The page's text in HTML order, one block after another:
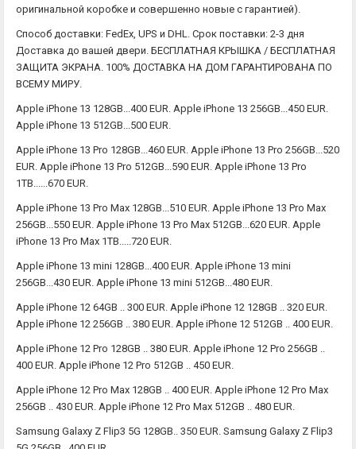
оригинальной коробке и совершенно новые с гарантией).
Способ доставки: FedEx, UPS и DHL. Срок поставки: 2-3 дня
Доставка до вашей двери. БЕСПЛАТНАЯ КРЫШКА / БЕСПЛАТНАЯ
ЗАЩИТА ЭКРАНА. 100% ДОСТАВКА НА ДОМ ГАРАНТИРОВАНА ПО
ВСЕМУ МИРУ.
Apple iPhone 13 128GB...400 EUR. Apple iPhone 13 256GB...450 EUR.
Apple iPhone 13 512GB...500 EUR.
Apple iPhone 13 Pro 128GB...460 EUR. Apple iPhone 13 Pro 256GB...520
EUR. Apple iPhone 13 Pro 512GB...590 EUR. Apple iPhone 13 Pro
1TB......670 EUR.
Apple iPhone 13 Pro Max 128GB...510 EUR. Apple iPhone 13 Pro Max
256GB...550 EUR. Apple iPhone 13 Pro Max 512GB...620 EUR. Apple
iPhone 13 Pro Max 1TB.....720 EUR.
Apple iPhone 13 mini 128GB...400 EUR. Apple iPhone 13 mini
256GB...430 EUR. Apple iPhone 13 mini 512GB...480 EUR.
Apple iPhone 12 64GB .. 300 EUR. Apple iPhone 12 128GB .. 320 EUR.
Apple iPhone 12 256GB .. 380 EUR. Apple iPhone 12 512GB .. 400 EUR.
Apple iPhone 12 Pro 128GB .. 380 EUR. Apple iPhone 12 Pro 256GB ..
400 EUR. Apple iPhone 12 Pro 512GB .. 450 EUR.
Apple iPhone 12 Pro Max 128GB .. 400 EUR. Apple iPhone 12 Pro Max
256GB .. 430 EUR. Apple iPhone 12 Pro Max 512GB .. 480 EUR.
Samsung Galaxy Z Flip3 5G 128GB.. 350 EUR. Samsung Galaxy Z Flip3